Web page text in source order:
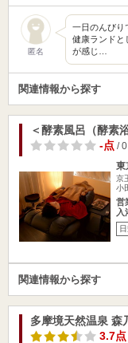
匿名
一日のんびり
健康ランドと
が感じ…
関連情報から探す
＜酵素風呂（酵素
-点/ 0
東
京
小
営
入
関連情報から探す
多摩境天然温泉 森
3.7点